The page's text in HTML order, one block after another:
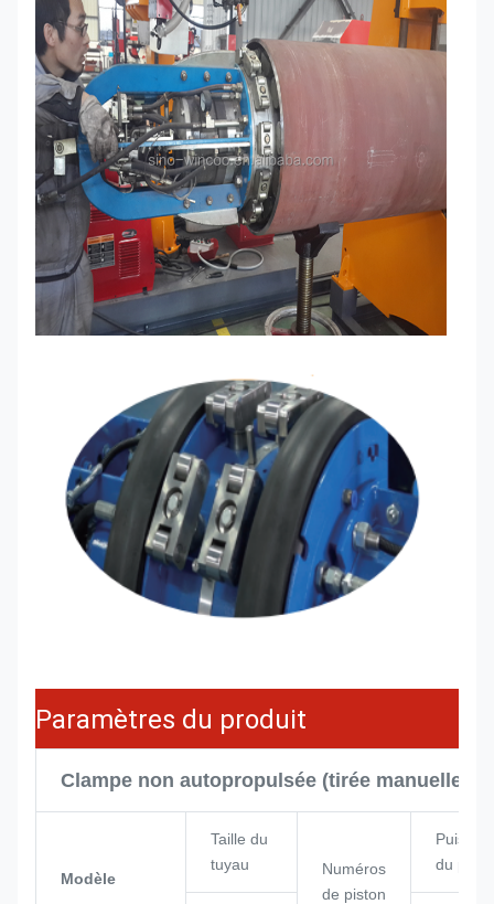
Paramètres du produit
Clampe non autopropulsée (tirée
Modèle
Taille du
tuyau
Numéros
de piston
du